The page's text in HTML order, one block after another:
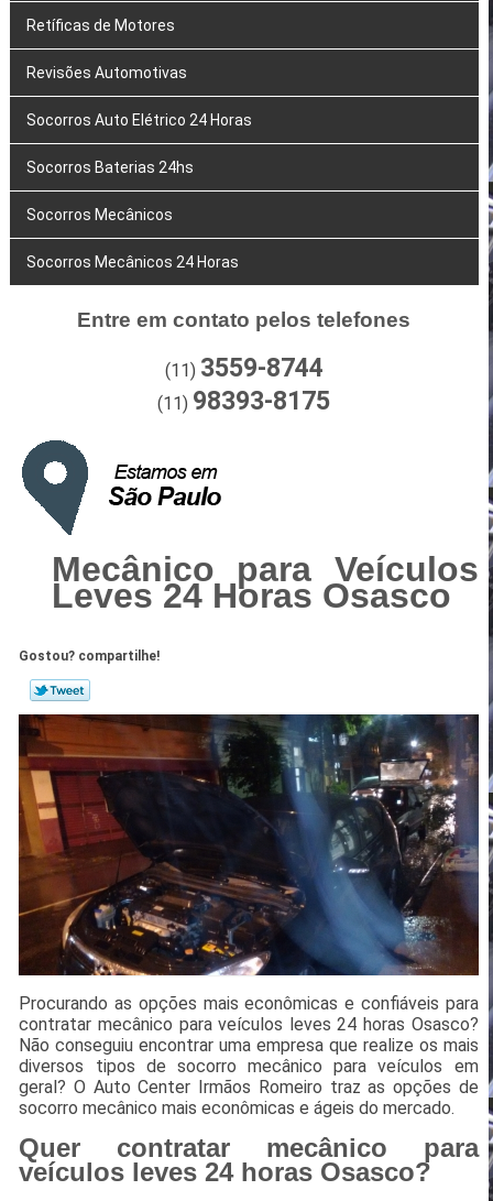
Retíficas de Motores
Revisões Automotivas
Socorros Auto Elétrico 24 Horas
Socorros Baterias 24hs
Socorros Mecânicos
Socorros Mecânicos 24 Horas
Entre em contato pelos telefones
(11) 3559-8744
(11) 98393-8175
Mecânico para Veículos
Leves 24 Horas Osasco
Gostou? compartilhe!
Procurando as opções mais econômicas e confiáveis para
contratar mecânico para veículos leves 24 horas Osasco?
Não conseguiu encontrar uma empresa que realize os mais
diversos tipos de socorro mecânico para veículos em
geral? O Auto Center Irmãos Romeiro traz as opções de
socorro mecânico mais econômicas e ágeis do mercado.
Quer contratar mecânico para
veículos leves 24 horas Osasco?